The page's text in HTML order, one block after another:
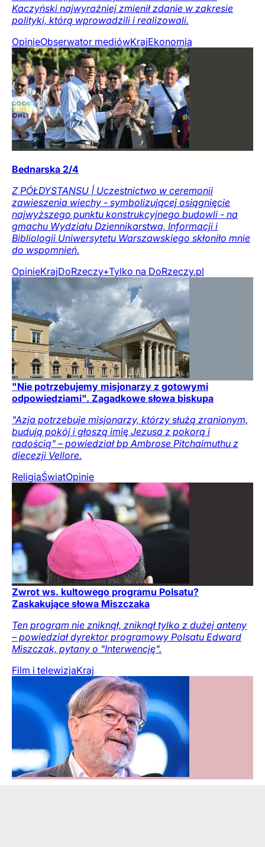
Kaczyński najwyraźniej zmienił zdanie w zakresie
polityki, którą wprowadzili i realizowali.
OpinieObserwator mediówKrajEkonomia
Bednarska 2/4
Z PÓŁDYSTANSU | Uczestnictwo w ceremonii
zawieszenia wiechy - symbolizującej osiągnięcie
najwyższego punktu konstrukcyjnego budowli - na
gmachu Wydziału Dziennikarstwa, Informacji i
Bibliologii Uniwersytetu Warszawskiego skłoniło mnie
do wspomnień.
OpinieKrajDoRzeczy+Tylko na DoRzeczy.pl
"Nie potrzebujemy misjonarzy z gotowymi
odpowiedziami". Zagadkowe słowa biskupa
"Azja potrzebuje misjonarzy, którzy służą zranionym,
budują pokój i głoszą imię Jezusa z pokorą i
radością" – powiedział bp Ambrose Pitchaimuthu z
diecezji Vellore.
ReligiaŚwiatOpinie
Zwrot ws. kultowego programu Polsatu?
Zaskakujące słowa Miszczaka
Ten program nie zniknął, zniknął tylko z dużej anteny
– powiedział dyrektor programowy Polsatu Edward
Miszczak, pytany o "Interwencję".
Film i telewizjaKraj